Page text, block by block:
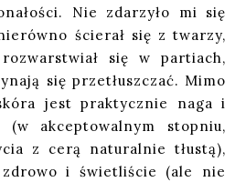
Nie zdarzyło mi się
ścierał się z twarzy,
się w partiach,
się przetłuszczać. Mimo
jest praktycznie naga i
(w akceptowalnym stopniu,
z cerą naturalnie tłustą),
i świetliście (ale nie